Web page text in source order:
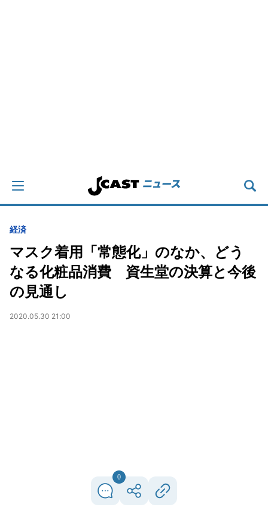
経済
マスク着用「常態化」のなか、どう
なる化粧品消費 資生堂の決算と今後
の見通し
2020.05.30 21:00
0